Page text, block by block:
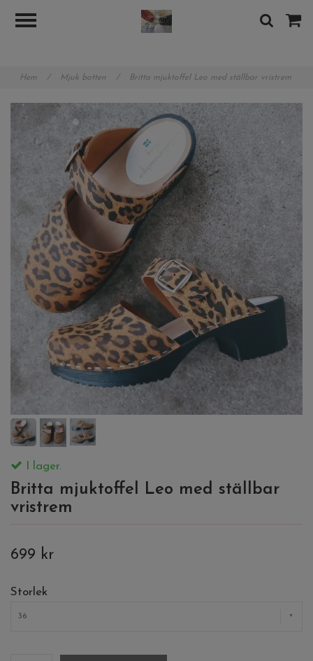
Hem / Mjuk botten / Britta mjuktoffel Leo med ställbar vristrem
I lager.
Britta mjuktoffel Leo med ställbar
vristrem
699 kr
Storlek
36